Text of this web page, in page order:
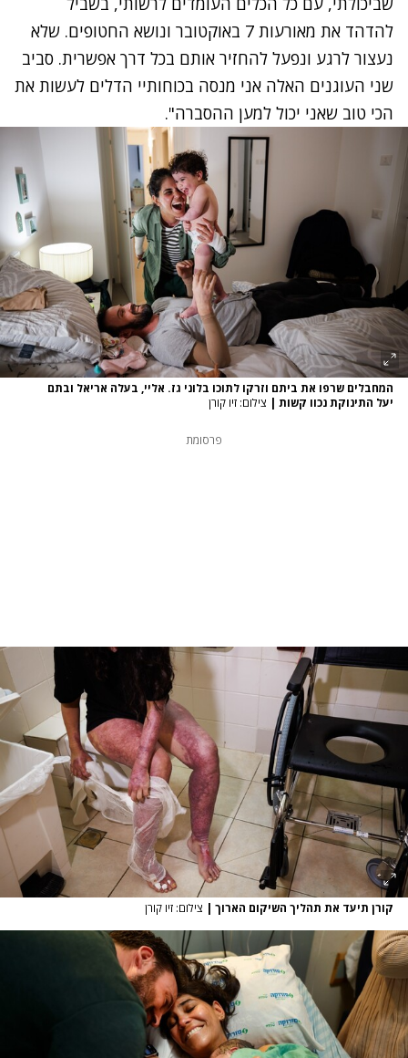
להדהד את מאורעות 7 באוקטובר ונושא החטופים. שלא
נעצור לרגע ונפעל להחזיר אותם בכל דרך אפשרית. סביב
שני העוגנים האלה אני מנסה בכוחותיי הדלים לעשות את
הכי טוב שאני יכול למען ההסברה".
המחבלים שרפו את ביתם וזרקו לתוכו בלוני גז. אליי, בעלה אריאל ובתם
יעל התינוקת נכוו קשות | צילום: זיו קורן
פרסומת
קורן תיעד את תהליך השיקום הארוך | צילום: זיו קורן